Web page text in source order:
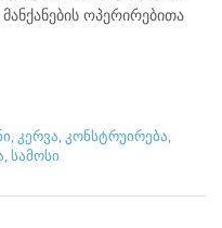
ოპერირებითა
კერვა კონსტრუირება
სამოსი